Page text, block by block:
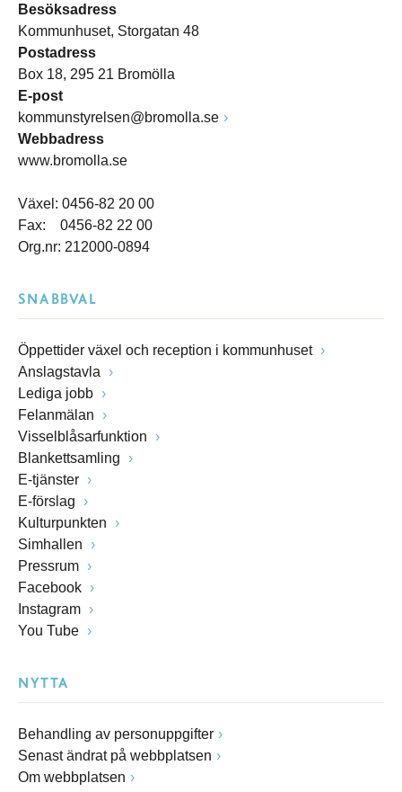
Besöksadress
Kommunhuset, Storgatan 48
Postadress
Box 18, 295 21 Bromölla
E-post
kommunstyrelsen@bromolla.se
Webbadress
www.bromolla.se
Växel: 0456-82 20 00
Fax: 0456-82 22 00
Org.nr: 212000-0894
SNABBVAL
Öppettider växel och reception i kommunhuset
Anslagstavla
Lediga jobb
Felanmälan
Visselblåsarfunktion
Blankettsamling
E-tjänster
E-förslag
Kulturpunkten
Simhallen
Pressrum
Facebook
Instagram
You Tube
NYTTA
Behandling av personuppgifter
Senast ändrat på webbplatsen
Om webbplatsen